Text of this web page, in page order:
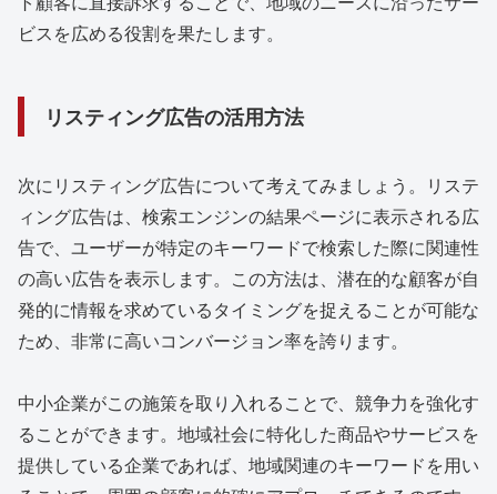
ビスを広める役割を果たします。
リスティング広告の活用方法
次にリスティング広告について考えてみましょう。リステ
ィング広告は、検索エンジンの結果ページに表示される広
告で、ユーザーが特定のキーワードで検索した際に関連性
の高い広告を表示します。この方法は、潜在的な顧客が自
発的に情報を求めているタイミングを捉えることが可能な
ため、非常に高いコンバージョン率を誇ります。
中小企業がこの施策を取り入れることで、競争力を強化す
ることができます。地域社会に特化した商品やサービスを
提供している企業であれば、地域関連のキーワードを用い